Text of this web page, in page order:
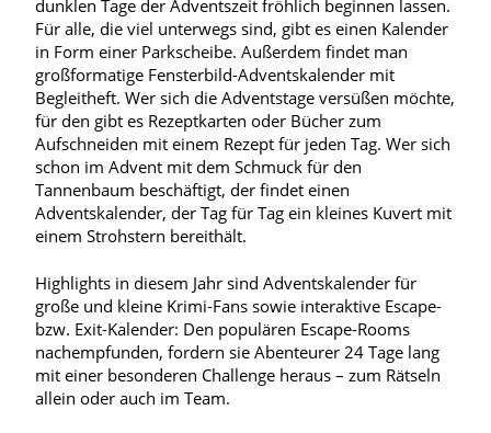
dunklen Tage der Adventszeit fröhlich beginnen lassen.
Für alle, die viel unterwegs sind, gibt es einen Kalender
in Form einer Parkscheibe. Außerdem findet man
großformatige Fensterbild-Adventskalender mit
Begleitheft. Wer sich die Adventstage versüßen möchte,
für den gibt es Rezeptkarten oder Bücher zum
Aufschneiden mit einem Rezept für jeden Tag. Wer sich
schon im Advent mit dem Schmuck für den
Tannenbaum beschäftigt, der findet einen
Adventskalender, der Tag für Tag ein kleines Kuvert mit
einem Strohstern bereithält.
Highlights in diesem Jahr sind Adventskalender für
große und kleine Krimi-Fans sowie interaktive Escape-
bzw. Exit-Kalender: Den populären Escape-Rooms
nachempfunden, fordern sie Abenteurer 24 Tage lang
mit einer besonderen Challenge heraus – zum Rätseln
allein oder auch im Team.